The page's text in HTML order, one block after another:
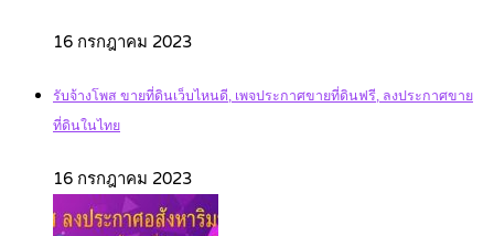
16 กรกฎาคม 2023
รับจ้างโพส ขายที่ดินเว็บไหนดี, เพจประกาศขายที่ดินฟรี, ลงประกาศขาย
ที่ดินในไทย
16 กรกฎาคม 2023